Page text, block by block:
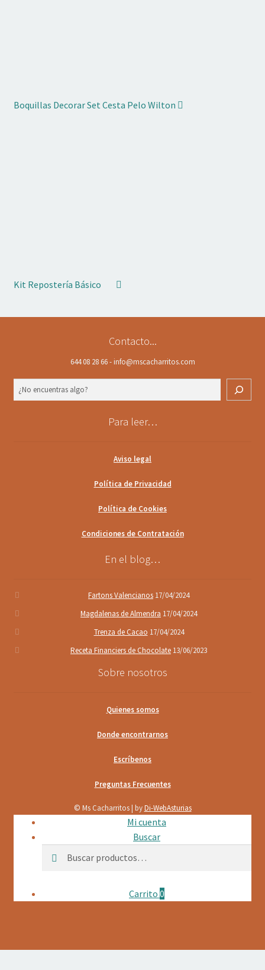
Boquillas Decorar Set Cesta Pelo Wilton
Kit Repostería Básico
Contacto...
644 08 28 66 - info@mscacharritos.com
Para leer…
Aviso legal
Política de Privacidad
Política de Cookies
Condiciones de Contratación
En el blog…
Fartons Valencianos 17/04/2024
Magdalenas de Almendra 17/04/2024
Trenza de Cacao 17/04/2024
Receta Financiers de Chocolate 13/06/2023
Sobre nosotros
Quienes somos
Donde encontrarnos
Escríbenos
Preguntas Frecuentes
© Ms Cacharritos | byDi-WebAsturias
Mi cuenta
Buscar
Carrito 0